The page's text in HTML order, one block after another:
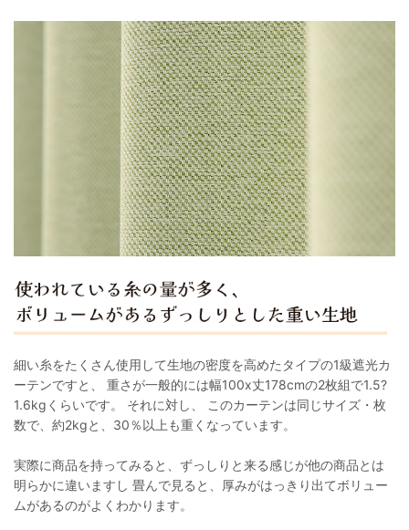
細い糸をたくさん使用して生地の密度を高めたタイプの1級遮光カ
ーテンですと、 重さが一般的には幅100x丈178cmの2枚組で1.5?
1.6kgくらいです。 それに対し、 このカーテンは同じサイズ・枚
数で、約2kgと、30％以上も重くなっています。
実際に商品を持ってみると、ずっしりと来る感じが他の商品とは
明らかに違いますし 畳んで見ると、厚みがはっきり出てボリュー
ムがあるのがよくわかります。